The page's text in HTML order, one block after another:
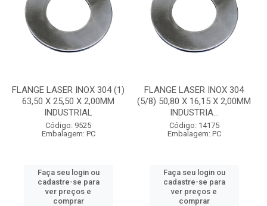
FLANGE LASER INOX 304 (1)
63,50 X 25,50 X 2,00MM
INDUSTRIAL
Código: 9525
Embalagem: PC
Faça seu login ou
cadastre-se para
ver preços e
comprar
FLANGE LASER INOX 304
(5/8) 50,80 X 16,15 X 2,00MM
INDUSTRIA...
Código: 14175
Embalagem: PC
Faça seu login ou
cadastre-se para
ver preços e
comprar